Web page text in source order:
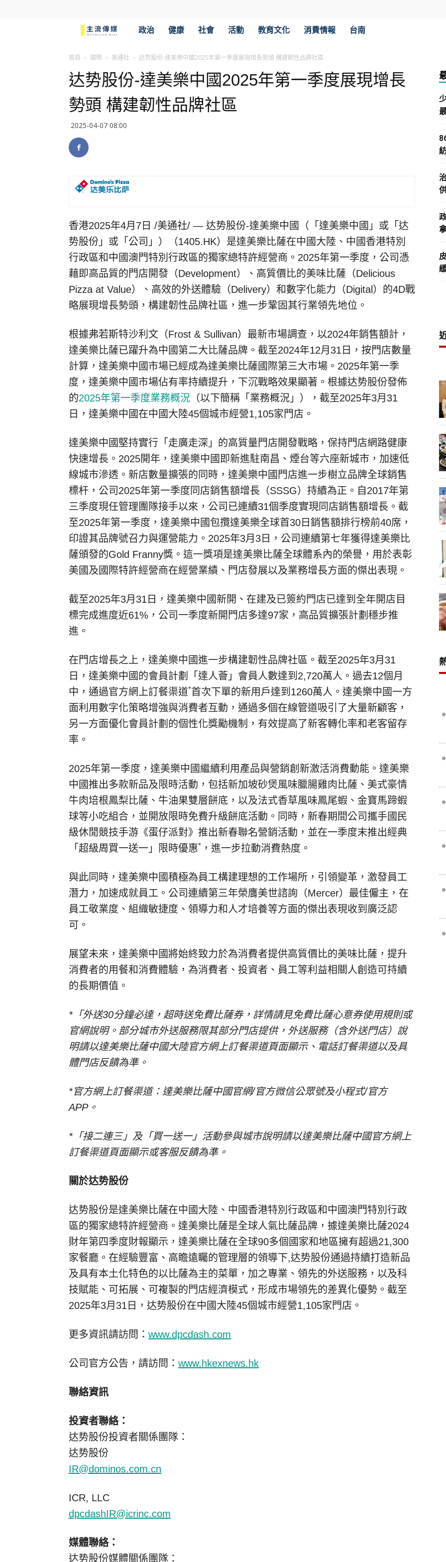
傳
媒
政治 健康 社會 活動 教育文化 消費情報 台南
首頁 國際 美通社 达势股份-達美樂中國2025年第一季度展現增長勢頭 構建韌性品牌社區
达势股份-達美樂中國2025年第一季度展現增長
勢頭 構建韌性品牌社區
2025-04-07 08:00
香港2025年4月7日 /美通社/ — 达势股份-達美樂中國（「達美樂中國」或「达
势股份」或「公司」）（1405.HK）是達美樂比薩在中國大陸、中國香港特別
行政區和中國澳門特別行政區的獨家總特許經營商。2025年第一季度，公司憑
藉即高品質的門店開發（Development）、高質價比的美味比薩（Delicious
Pizza at Value）、高效的外送體驗（Delivery）和數字化能力（Digital）的4D戰
略展現增長勢頭，構建韌性品牌社區，進一步鞏固其行業領先地位。
根據弗若斯特沙利文（Frost & Sullivan）最新市場調查，以2024年銷售額計，
達美樂比薩已躍升為中國第二大比薩品牌。截至2024年12月31日，按門店數量
計算，達美樂中國市場已經成為達美樂比薩國際第三大市場。2025年第一季
度，達美樂中國市場佔有率持續提升，下沉戰略效果顯著。根據达势股份發佈
的2025年第一季度業務概況 （以下簡稱「業務概況」），截至2025年3月31
日，達美樂中國在中國大陸45個城市經營1,105家門店。
達美樂中國堅持實行「走廣走深」的高質量門店開發戰略，保持門店網路健康
快速增長。2025開年，達美樂中國即新進駐南昌、煙台等六座新城市，加速低
線城市滲透。新店數量擴張的同時，達美樂中國門店進一步樹立品牌全球銷售
標杆，公司2025年第一季度同店銷售額增長（SSSG）持續為正。自2017年第
三季度現任管理團隊接手以來，公司已連續31個季度實現同店銷售額增長。截
至2025年第一季度，達美樂中國包攬達美樂全球首30日銷售額排行榜前40席，
印證其品牌號召力與運營能力。2025年3月3日，公司連續第七年獲得達美樂比
薩頒發的Gold Franny獎。這一獎項是達美樂比薩全球體系內的榮譽，用於表彰
美國及國際特許經營商在經營業績、門店發展以及業務增長方面的傑出表現。
截至2025年3月31日，達美樂中國新開、在建及已簽約門店已達到全年開店目
標完成進度近61%，公司一季度新開門店多達97家，高品質擴張計劃穩步推
進。
在門店增長之上，達美樂中國進一步構建韌性品牌社區。截至2025年3月31
日，達美樂中國的會員計劃「達人薈」會員人數達到2,720萬人。過去12個月
中，通過官方網上訂餐渠道*首次下單的新用戶達到1260萬人。達美樂中國一方
面利用數字化策略增強與消費者互動，通過多個在線管道吸引了大量新顧客，
另一方面優化會員計劃的個性化獎勵機制，有效提高了新客轉化率和老客留存
率。
2025年第一季度，達美樂中國繼續利用產品與營銷創新激活消費動能。達美樂
中國推出多款新品及限時活動，包括新加坡砂煲風味臘腸雞肉比薩、美式豪情
牛肉培根鳳梨比薩、牛油果雙層餅底，以及法式香草風味鳳尾蝦、金寶馬蹄蝦
球等小吃組合，並開放限時免費升級餅底活動。同時，新春期間公司攜手國民
級休閒競技手游《蛋仔派對》推出新春聯名營銷活動，並在一季度末推出經典
「超級周買一送一」限時優惠* ，進一步拉動消費熱度。
與此同時，達美樂中國積極為員工構建理想的工作場所，引領變革，激發員工
潛力，加速成就員工。公司連續第三年榮膺美世諮詢（Mercer）最佳僱主，在
員工敬業度、組織敏捷度、領導力和人才培養等方面的傑出表現收到廣泛認
可。
展望未來，達美樂中國將始終致力於為消費者提供高質價比的美味比薩，提升
消費者的用餐和消費體驗，為消費者、投資者、員工等利益相關人創造可持續
的長期價值。
*「外送30分鐘必達，超時送免費比薩券，詳情請見免費比薩心意券使用規則或
官網說明。部分城市外送服務限其部分門店提供，外送服務（含外送門店）說
明請以達美樂比薩中國大陸官方網上訂餐渠道頁面顯示、電話訂餐渠道以及具
體門店反饋為準。
*官方網上訂餐渠道：達美樂比薩中國官網/官方微信公眾號及小程式/官方
APP。
*「接二連三」及「買一送一」活動參與城市說明請以達美樂比薩中國官方網上
訂餐渠道頁面顯示或客服反饋為準。
關於达势股份
达势股份是達美樂比薩在中國大陸、中國香港特別行政區和中國澳門特別行政
區的獨家總特許經營商。達美樂比薩是全球人氣比薩品牌，據達美樂比薩2024
財年第四季度財報顯示，達美樂比薩在全球90多個國家和地區擁有超過21,300
家餐廳。在經驗豐富、高瞻遠矚的管理層的領導下,达势股份通過持續打造新品
及具有本土化特色的以比薩為主的菜單，加之專業、領先的外送服務，以及科
技賦能、可拓展、可複製的門店經濟模式，形成市場領先的差異化優勢。截至
2025年3月31日，达势股份在中國大陸45個城市經營1,105家門店。
更多資訊請訪問： www.dpcdash.com
公司官方公告，請訪問： www.hkexnews.hk
聯絡資訊
投資者聯絡：
达势股份投資者關係團隊：
达势股份
IR@dominos.com.cn
ICR, LLC
dpcdashIR@icrinc.com
媒體聯絡：
达势股份媒體關係團隊：